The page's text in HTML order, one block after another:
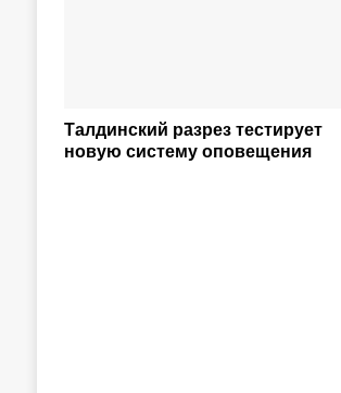
Талдинский разрез тестирует
новую систему оповещения